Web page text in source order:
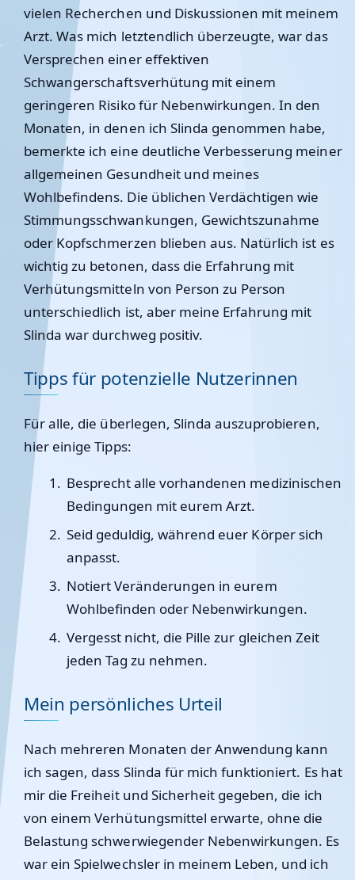
vielen Recherchen und Diskussionen mit meinem
Arzt. Was mich letztendlich überzeugte, war das
Versprechen einer effektiven
Schwangerschaftsverhütung mit einem
geringeren Risiko für Nebenwirkungen. In den
Monaten, in denen ich Slinda genommen habe,
bemerkte ich eine deutliche Verbesserung meiner
allgemeinen Gesundheit und meines
Wohlbefindens. Die üblichen Verdächtigen wie
Stimmungsschwankungen, Gewichtszunahme
oder Kopfschmerzen blieben aus. Natürlich ist es
wichtig zu betonen, dass die Erfahrung mit
Verhütungsmitteln von Person zu Person
unterschiedlich ist, aber meine Erfahrung mit
Slinda war durchweg positiv.
Tipps für potenzielle Nutzerinnen
Für alle, die überlegen, Slinda auszuprobieren,
hier einige Tipps:
Besprecht alle vorhandenen medizinischen
Bedingungen mit eurem Arzt.
Seid geduldig, während euer Körper sich
anpasst.
Notiert Veränderungen in eurem
Wohlbefinden oder Nebenwirkungen.
Vergesst nicht, die Pille zur gleichen Zeit
jeden Tag zu nehmen.
Mein persönliches Urteil
Nach mehreren Monaten der Anwendung kann
ich sagen, dass Slinda für mich funktioniert. Es hat
mir die Freiheit und Sicherheit gegeben, die ich
von einem Verhütungsmittel erwarte, ohne die
Belastung schwerwiegender Nebenwirkungen. Es
war ein Spielwechsler in meinem Leben, und ich